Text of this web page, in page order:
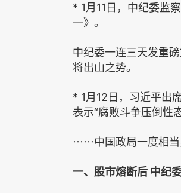
* 1月11日，中纪委监
一》。
中纪委一连三天发重
将出山之势。
* 1月12日，习近平出
表示“腐败斗争压倒性
⋯⋯中国政局一度相当
一、股市熔断后 中纪